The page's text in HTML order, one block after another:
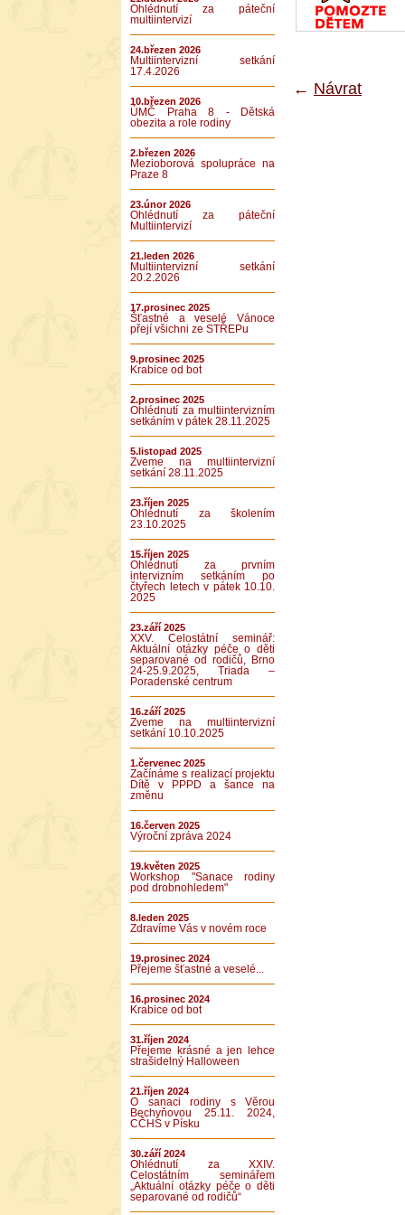
Ohlédnutí za páteční
multiintervizí
24.březen 2026
Multiintervizní setkání
17.4.2026
10.březen 2026
ÚMČ Praha 8 - Dětská
obezita a role rodiny
2.březen 2026
Mezioborová spolupráce na
Praze 8
23.únor 2026
Ohlédnutí za páteční
Multiintervizí
21.leden 2026
Multiintervizní setkání
20.2.2026
17.prosinec 2025
Šťastné a veselé Vánoce
přejí všichni ze STŘEPu
9.prosinec 2025
Krabice od bot
2.prosinec 2025
Ohlédnutí za multiintervizním
setkáním v pátek 28.11.2025
5.listopad 2025
Zveme na multiintervizní
setkání 28.11.2025
23.říjen 2025
Ohlédnutí za školením
23.10.2025
15.říjen 2025
Ohlédnutí za prvním
intervizním setkáním po
čtyřech letech v pátek 10.10.
2025
23.září 2025
XXV. Celostátní seminář:
Aktuální otázky péče o děti
separované od rodičů, Brno
24-25.9.2025, Triada –
Poradenské centrum
16.září 2025
Zveme na multiintervizní
setkání 10.10.2025
1.červenec 2025
Začínáme s realizací projektu
Dítě v PPPD a šance na
změnu
16.červen 2025
Výroční zpráva 2024
19.květen 2025
Workshop "Sanace rodiny
pod drobnohledem"
8.leden 2025
Zdravíme Vás v novém roce
19.prosinec 2024
Přejeme šťastné a veselé...
16.prosinec 2024
Krabice od bot
31.říjen 2024
Přejeme krásné a jen lehce
strašidelný Halloween
21.říjen 2024
O sanaci rodiny s Věrou
Bechyňovou 25.11. 2024,
CČHS v Písku
30.září 2024
Ohlédnutí za XXIV.
Celostátním seminářem
„Aktuální otázky péče o děti
separované od rodičů“
← Návrat